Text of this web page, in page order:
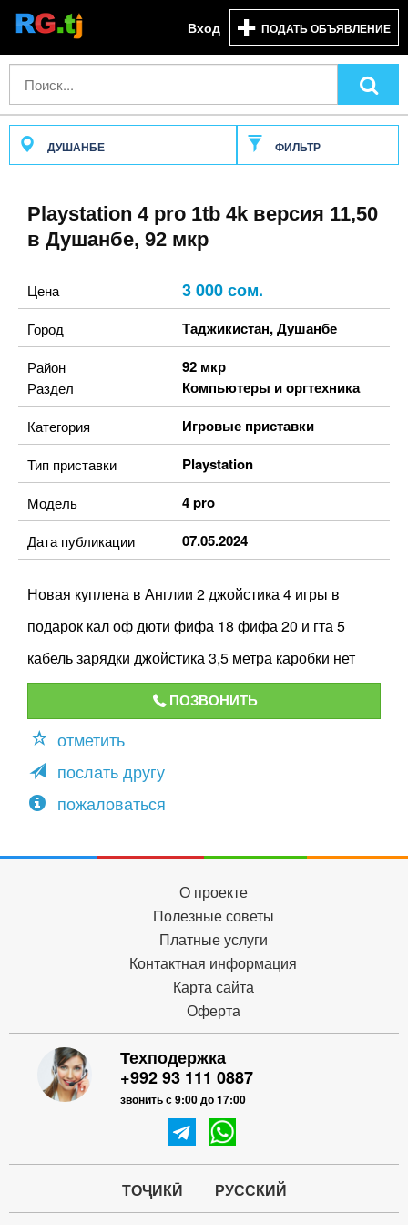
Вход ПОДАТЬ ОБЪЯВЛЕНИЕ
ДУШАНБЕ ФИЛЬТР
Playstation 4 pro 1tb 4k версия 11,50
в Душанбе, 92 мкр
Цена 3 000 сом.
Город Таджикистан,Душанбе
Район 92 мкр
Раздел Компьютеры и оргтехника
Категория Игровые приставки
Тип приставки Playstation
Модель 4 pro
Дата публикации 07.05.2024
Новая куплена в Англии 2 джойстика 4 игры в
подарок кал оф дюти фифа 18 фифа 20 и гта 5
кабель зарядки джойстика 3,5 метра каробки нет
ПОЗВОНИТЬ
отметить
послать другу
пожаловаться
О проекте
Полезные советы
Платные услуги
Контактная информация
Карта сайта
Оферта
Техподержка
+992 93 111 0887
звонить с 9:00 до 17:00
ТОҶИКӢ РУССКИЙ